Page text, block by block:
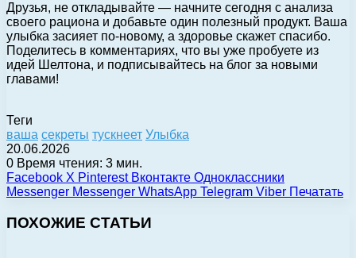
Друзья, не откладывайте — начните сегодня с анализа
своего рациона и добавьте один полезный продукт. Ваша
улыбка засияет по-новому, а здоровье скажет спасибо.
Поделитесь в комментариях, что вы уже пробуете из
идей Шелтона, и подписывайтесь на блог за новыми
главами!
Теги
ваша секреты тускнеет Улыбка
20.06.2026
0 Время чтения: 3 мин.
Facebook X Pinterest Вконтакте Одноклассники
Messenger Messenger WhatsApp Telegram Viber Печатать
ПОХОЖИЕ СТАТЬИ